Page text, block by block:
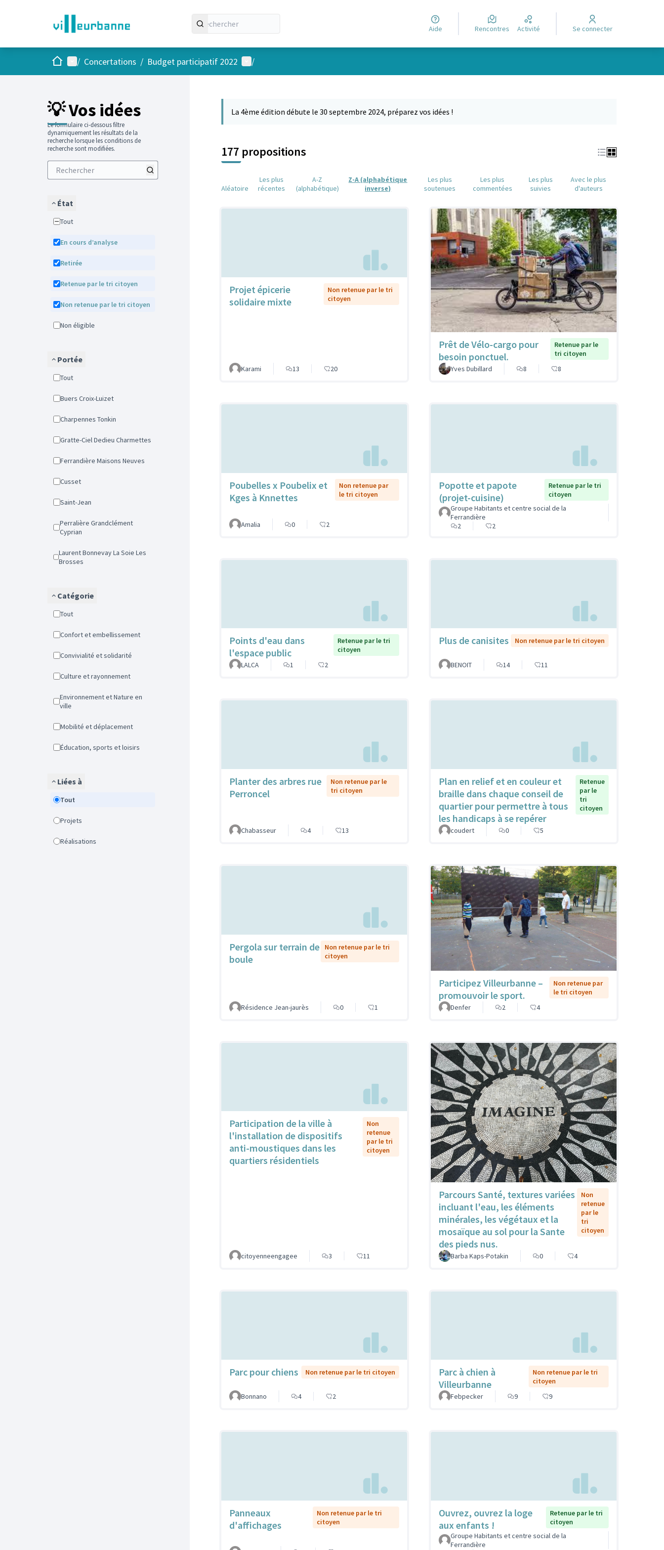
Aide Rencontres Activité Se connecter
AccueilMenu principal
/ Concertations / Budget participatif 2022 Menu utilisateur
/
💡 Vos idées
Le formulaire ci-dessous filtre
dynamiquement les résultats de la
recherche lorsque les conditions de
recherche sont modifiées.
État
Tout
En cours d’analyse
Retirée
Retenue par le tri citoyen
Non retenue par le tri citoyen
Non éligible
Portée
Tout
Buers Croix-Luizet
Charpennes Tonkin
Gratte-Ciel Dedieu Charmettes
Ferrandière Maisons Neuves
Cusset
Saint-Jean
Perralière Grandclément
Cyprian
Laurent Bonnevay La Soie Les
Brosses
Catégorie
Tout
Confort et embellissement
Convivialité et solidarité
Culture et rayonnement
Environnement et Nature en
ville
Mobilité et déplacement
Éducation, sports et loisirs
Liées à
Tout
Projets
Réalisations
La 4ème édition débute le 30 septembre 2024, préparez vos idées !
177 propositions
Aléatoire
Les plus
récentes
A-Z
(alphabétique)
Z-A (alphabétique
inverse)
Les plus
soutenues
Les plus
commentées
Les plus
suivies
Avec le plus
d'auteurs
Projet épicerie
solidaire mixte
Non retenue par le tri
citoyen
Karami 13 20
Prêt de Vélo-cargo pour
besoin ponctuel.
Retenue par le
tri citoyen
Yves Dubillard
8 8
Poubelles x Poubelix et
Kges à Knnettes
Non retenue par
le tri citoyen
Amalia 0 2
Popotte et papote
(projet-cuisine)
Retenue par le tri
citoyen
Groupe Habitants et centre social de la
Ferrandière
2
2
Points d'eau dans
l'espace public
Retenue par le tri
citoyen
LALCA
1 2
Plus de canisites Non retenue par le tri citoyen
BENOIT 14 11
Planter des arbres rue
Perroncel
Non retenue par le
tri citoyen
Chabasseur 4 13
Plan en relief et en couleur et
braille dans chaque conseil de
quartier pour permettre à tous
les handicaps à se repérer
Retenue
par le
tri
citoyen
coudert 0 5
Pergola sur terrain de
boule
Non retenue par le tri
citoyen
Résidence Jean-jaurès 0 1
Participez Villeurbanne –
promouvoir le sport.
Non retenue par
le tri citoyen
Denfer
2 4
Participation de la ville à
l'installation de dispositifs
anti-moustiques dans les
quartiers résidentiels
Non
retenue
par le tri
citoyen
citoyenneengagee 3 11
Parcours Santé, textures variées
incluant l'eau, les éléments
minérales, les végétaux et la
mosaïque au sol pour la Sante
des pieds nus.
Non
retenue
par le
tri
citoyen
Barba Kaps-Potakin 0 4
Parc pour chiens Non retenue par le tri citoyen
Bonnano 4 2
Parc à chien à
Villeurbanne
Non retenue par le tri
citoyen
Febpecker
9 9
Panneaux
d'affichages
Non retenue par le tri
citoyen
Ouvrez, ouvrez la loge
aux enfants !
Retenue par le tri
citoyen
Groupe Habitants et centre social de la
Ferrandière